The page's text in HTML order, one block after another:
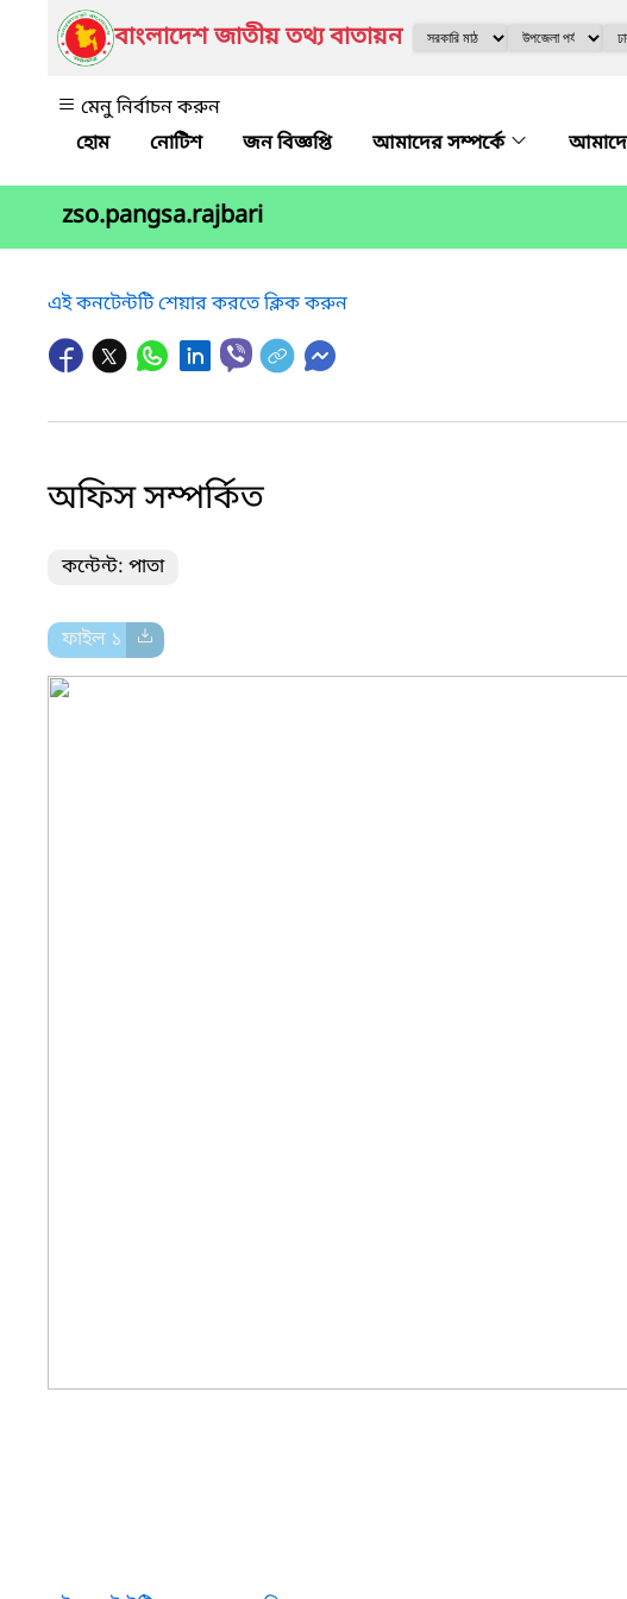
বাংলাদেশ জাতীয় তথ্য বাতায়ন
মেনু নির্বাচন করুন
নোটিশ
জন বিজ্ঞপ্তি আমাদের সম্পর্কে
zso.pangsa.rajbari
এই কনটেন্টটি শেয়ার করতে ক্লিক করুন
অফিস সম্পর্কিত
কন্টেন্ট: পাতা
ফাইল ১